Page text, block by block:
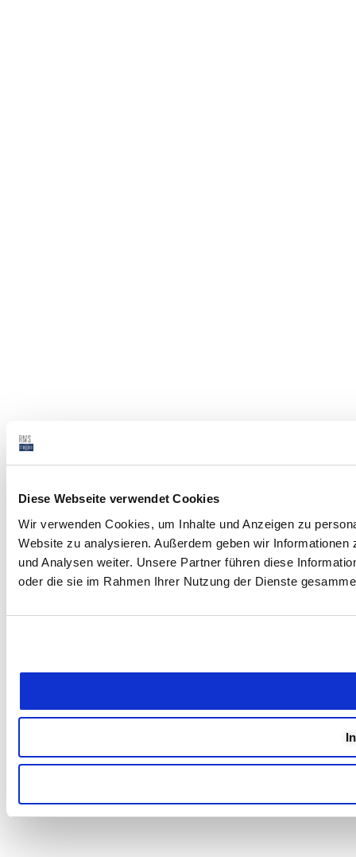
Diese Webseite verwendet Cookies
Wir verwenden Cookies, um Inhalte und Anzeigen zu
Website zu analysieren. Außerdem geben wir
und Analysen weiter. Unsere Partner führen diese
oder die sie im Rahmen Ihrer Nutzung der Dienste